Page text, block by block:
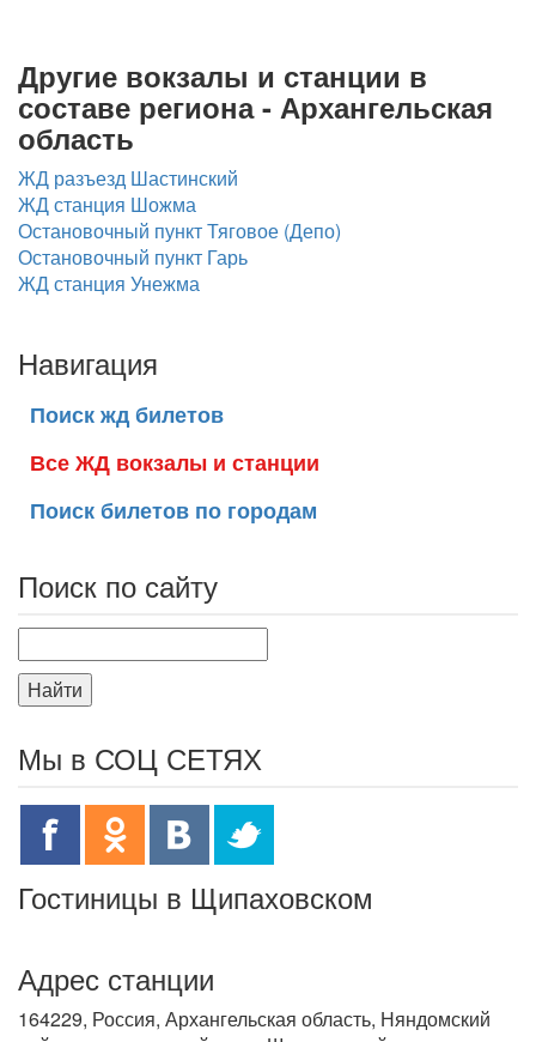
Другие вокзалы и станции в
составе региона - Архангельская
область
ЖД разъезд Шастинский
ЖД станция Шожма
Остановочный пункт Тяговое (Депо)
Остановочный пункт Гарь
ЖД станция Унежма
Навигация
Поиск жд билетов
Все ЖД вокзалы и станции
Поиск билетов по городам
Поиск по сайту
Найти
Мы в СОЦ СЕТЯХ
Гостиницы в Щипаховском
Адрес станции
164229, Россия, Архангельская область, Няндомский